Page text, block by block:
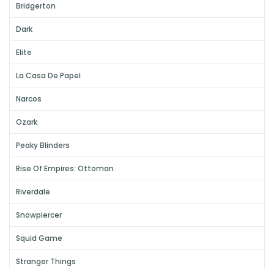
Bridgerton
Dark
Elite
La Casa De Papel
Narcos
Ozark
Peaky Blinders
Rise Of Empires: Ottoman
Riverdale
Snowpiercer
Squid Game
Stranger Things